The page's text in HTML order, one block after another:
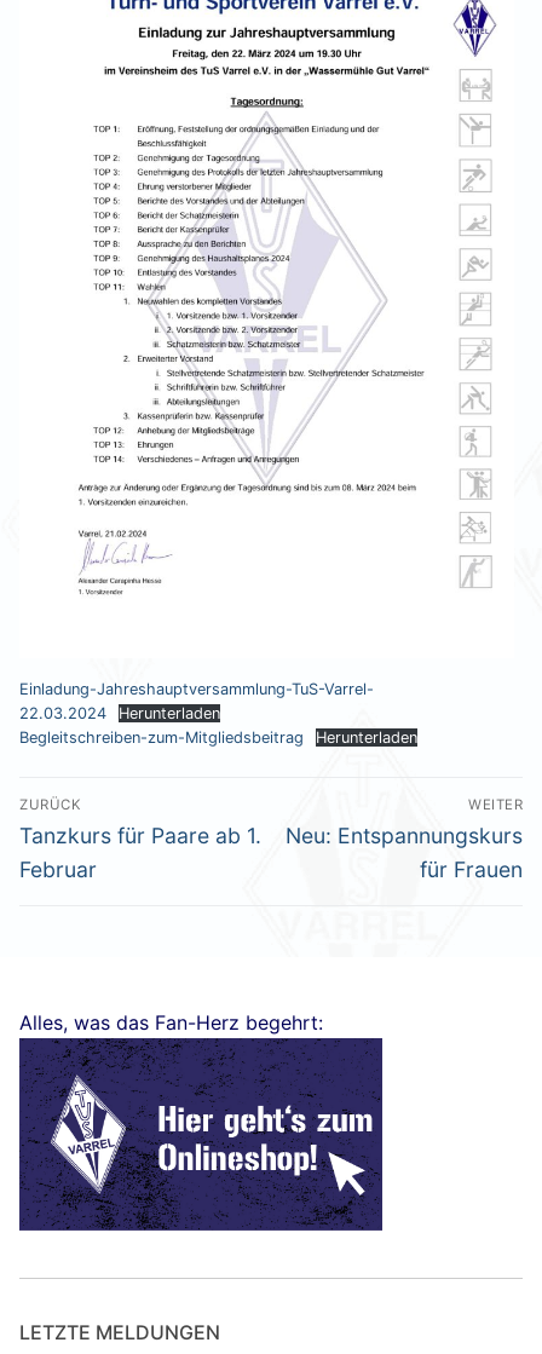
Einladung-Jahreshauptversammlung-TuS-Varrel-
22.03.2024
Herunterladen
Begleitschreiben-zum-Mitgliedsbeitrag
Herunterladen
Beitragsnavigation
ZURÜCK
Vorheriger
Beitrag:
Tanzkurs für Paare ab 1.
Februar
WEITER
Nächster
Neu: Entspannungskurs
für Frauen
Alles, was das Fan-Herz begehrt:
LETZTE MELDUNGEN